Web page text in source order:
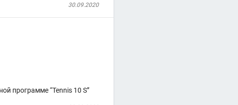
30.09.2020
программе “Tennis 10 S”